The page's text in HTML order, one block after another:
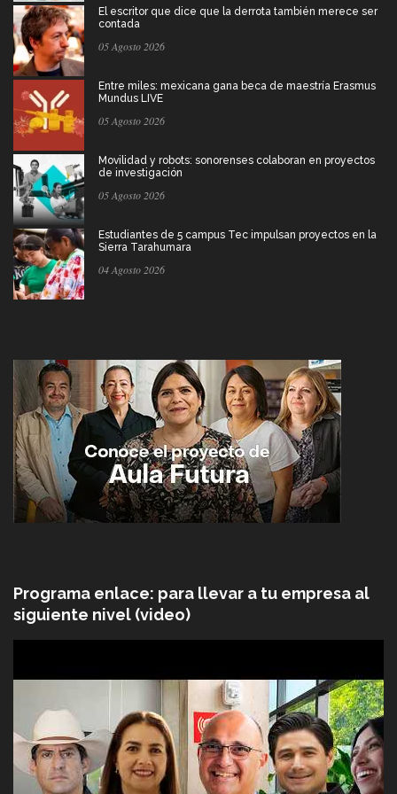
El escritor que dice que la derrota también merece ser
contada
05 Agosto 2026
Entre miles: mexicana gana beca de maestría Erasmus
Mundus LIVE
05 Agosto 2026
Movilidad y robots: sonorenses colaboran en proyectos
de investigación
05 Agosto 2026
Estudiantes de 5 campus Tec impulsan proyectos en la
Sierra Tarahumara
04 Agosto 2026
Programa enlace: para llevar a tu empresa al
siguiente nivel (video)